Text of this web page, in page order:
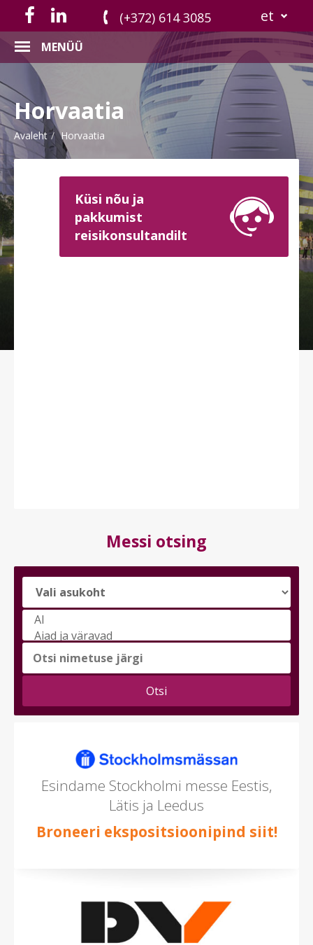
(+372) 614 3085 et
MENÜÜ
Horvaatia
Avaleht Horvaatia
Küsi nõu ja
pakkumist
reisikonsultandilt
Messi otsing
Vali
messi
teema
valida
Esindame Stockholmi messe Eestis,
Lätis ja Leedus
Broneeri ekspositsioonipind siit!